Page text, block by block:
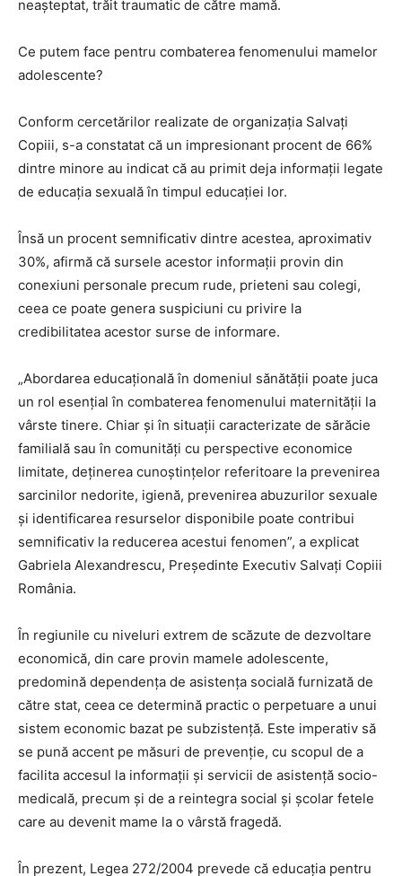
neașteptat, trăit traumatic de către mamă.
Ce putem face pentru combaterea fenomenului mamelor
adolescente?
Conform cercetărilor realizate de organizația Salvați
Copiii, s-a constatat că un impresionant procent de 66%
dintre minore au indicat că au primit deja informații legate
de educația sexuală în timpul educației lor.
Însă un procent semnificativ dintre acestea, aproximativ
30%, afirmă că sursele acestor informații provin din
conexiuni personale precum rude, prieteni sau colegi,
ceea ce poate genera suspiciuni cu privire la
credibilitatea acestor surse de informare.
„Abordarea educațională în domeniul sănătății poate juca
un rol esențial în combaterea fenomenului maternității la
vârste tinere. Chiar și în situații caracterizate de sărăcie
familială sau în comunități cu perspective economice
limitate, deținerea cunoștințelor referitoare la prevenirea
sarcinilor nedorite, igienă, prevenirea abuzurilor sexuale
și identificarea resurselor disponibile poate contribui
semnificativ la reducerea acestui fenomen”, a explicat
Gabriela Alexandrescu, Președinte Executiv Salvați Copiii
România.
În regiunile cu niveluri extrem de scăzute de dezvoltare
economică, din care provin mamele adolescente,
predomină dependența de asistența socială furnizată de
către stat, ceea ce determină practic o perpetuare a unui
sistem economic bazat pe subzistență. Este imperativ să
se pună accent pe măsuri de prevenție, cu scopul de a
facilita accesul la informații și servicii de asistență socio-
medicală, precum și de a reintegra social și școlar fetele
care au devenit mame la o vârstă fragedă.
În prezent, Legea 272/2004 prevede că educația pentru